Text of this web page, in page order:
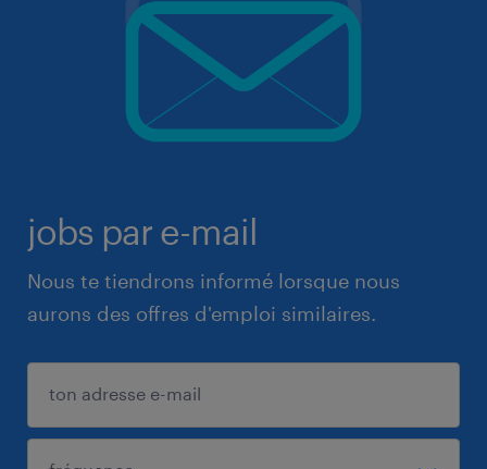
jobs par e-mail
Nous te tiendrons informé lorsque nous
aurons des offres d'emploi similaires.